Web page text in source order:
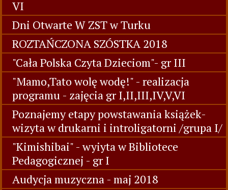
VI
Dni Otwarte W ZST w Turku
ROZTAŃCZONA SZÓSTKA 2018
"Cała Polska Czyta Dzieciom"- gr III
"Mamo,Tato wolę wodę!" - realizacja
programu - zajęcia gr I,II,III,IV,V,VI
Poznajemy etapy powstawania książek-
wizyta w drukarni i introligatorni /grupa I/
"Kimishibai" - wyiyta w Bibliotece
Pedagogicznej - gr I
Audycja muzyczna - maj 2018